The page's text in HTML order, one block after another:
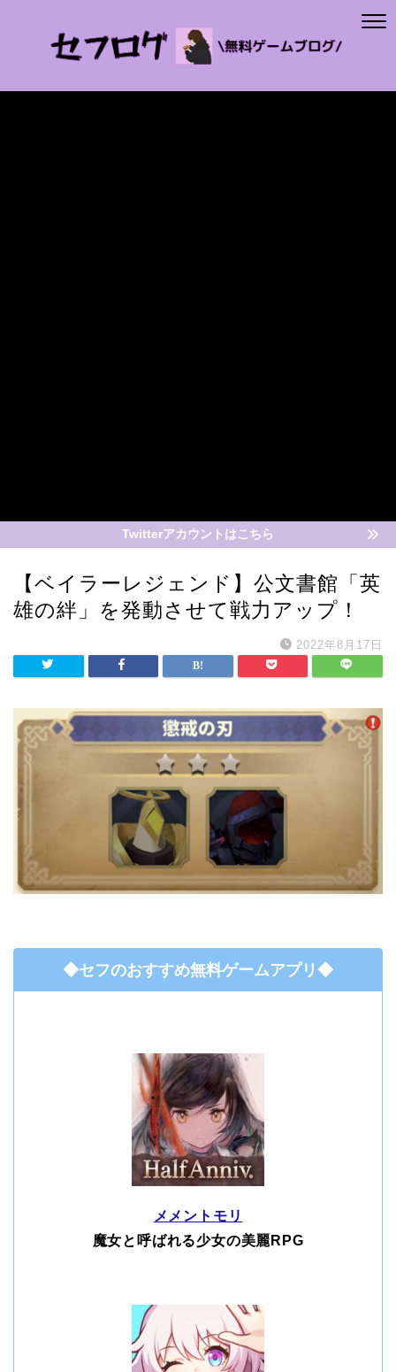
Twitterアカウントはこちら
【ベイラーレジェンド】公文書館「英
雄の絆」を発動させて戦力アップ！
2022年8月17日
◆セフのおすすめ無料ゲームアプリ◆
メメントモリ
魔女と呼ばれる少女の美麗RPG